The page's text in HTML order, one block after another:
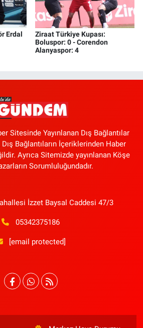
Erdal
Ziraat Türkiye Kupası:
Boluspor: 0 - Corendon
Alanyaspor: 4
Sitesinde Yayınlanan Dış Bağlantılar
Dış Bağlantıların İçeriklerinden Haber
Ayrıca Sitemizde yayınlanan Köşe
Sorumluluğundadır.
İzzet Baysal Caddesi 47/3
05342375186
[email protected]